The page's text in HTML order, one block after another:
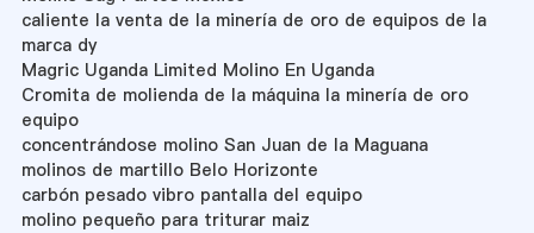
caliente la venta de la minería de oro de equipos de la
marca dy
Magric Uganda Limited Molino En Uganda
Cromita de molienda de la máquina la minería de oro
equipo
concentrándose molino San Juan de la Maguana
molinos de martillo Belo Horizonte
carbón pesado vibro pantalla del equipo
molino pequeño para triturar maiz